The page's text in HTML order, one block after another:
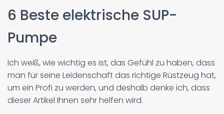
6 Beste elektrische SUP-
Pumpe
Ich weiß, wie wichtig es ist, das Gefühl zu haben, dass
man für seine Leidenschaft das richtige Rüstzeug hat,
um ein Profi zu werden, und deshalb denke ich, dass
dieser Artikel Ihnen sehr helfen wird.